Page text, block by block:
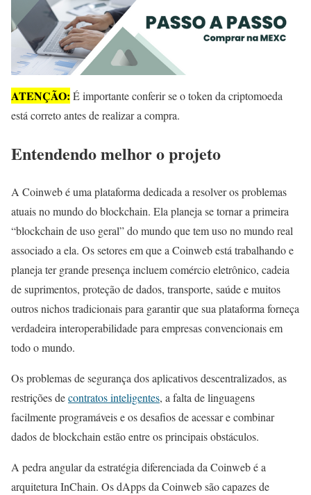
ATENÇÃO: É importante conferir se o token da criptomoeda
está correto antes de realizar a compra.
Entendendo melhor o projeto
A Coinweb é uma plataforma dedicada a resolver os problemas
atuais no mundo do blockchain. Ela planeja se tornar a primeira
“blockchain de uso geral” do mundo que tem uso no mundo real
associado a ela. Os setores em que a Coinweb está trabalhando e
planeja ter grande presença incluem comércio eletrônico, cadeia
de suprimentos, proteção de dados, transporte, saúde e muitos
outros nichos tradicionais para garantir que sua plataforma forneça
verdadeira interoperabilidade para empresas convencionais em
todo o mundo.
Os problemas de segurança dos aplicativos descentralizados, as
restrições decontratos inteligentes, a falta de linguagens
facilmente programáveis e os desafios de acessar e combinar
dados de blockchain estão entre os principais obstáculos.
A pedra angular da estratégia diferenciada da Coinweb é a
arquitetura InChain. Os dApps da Coinweb são capazes de